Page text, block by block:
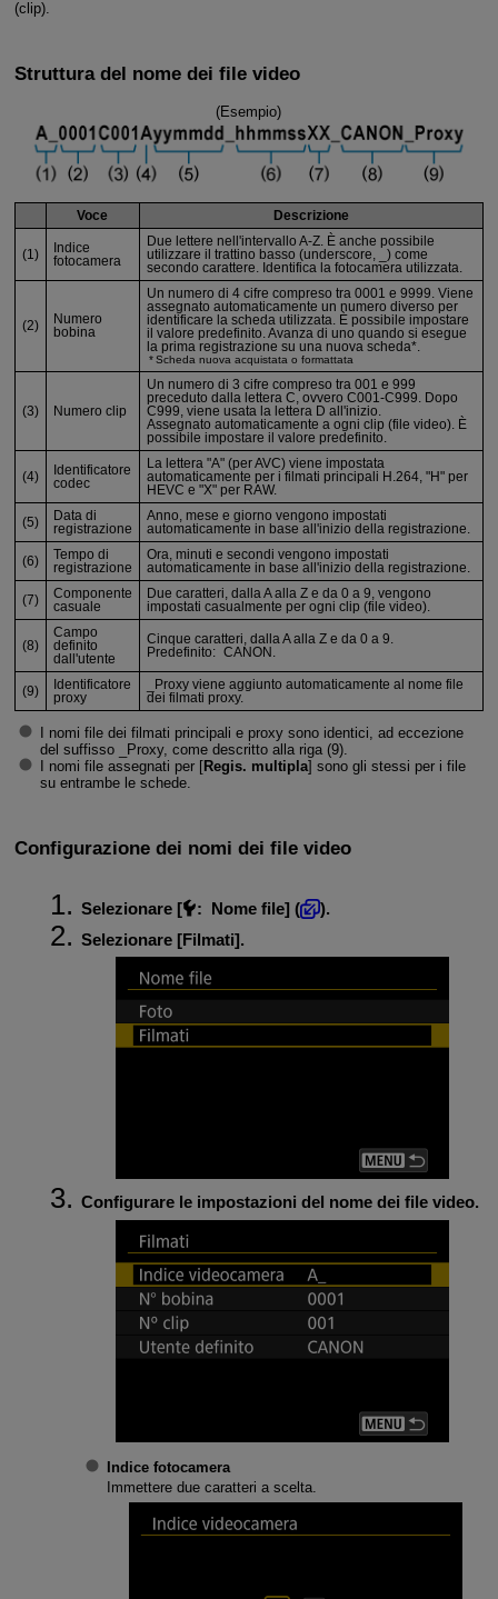
(clip).
Struttura del nome dei file video
(Esempio)
Voce Descrizione
(1)
Indice
fotocamera
Due lettere nell'intervallo A-Z. È anche possibile
utilizzare il trattino basso (underscore, _) come
secondo carattere. Identifica la fotocamera utilizzata.
(2)
Numero
bobina
Un numero di 4 cifre compreso tra 0001 e 9999. Viene
assegnato automaticamente un numero diverso per
identificare la scheda utilizzata. È possibile impostare
il valore predefinito. Avanza di uno quando si esegue
la prima registrazione su una nuova scheda*.
Scheda nuova acquistata o formattata
(3) Numero clip
Un numero di 3 cifre compreso tra 001 e 999
preceduto dalla lettera C, ovvero C001-C999. Dopo
C999, viene usata la lettera D all'inizio.
Assegnato automaticamente a ogni clip (file video). È
possibile impostare il valore predefinito.
(4)
Identificatore
codec
La lettera "A" (per AVC) viene impostata
automaticamente per i filmati principali H.264, "H" per
HEVC e "X" per RAW.
(5)
Data di
registrazione
Anno, mese e giorno vengono impostati
automaticamente in base all'inizio della registrazione.
(6)
Tempo di
registrazione
Ora, minuti e secondi vengono impostati
automaticamente in base all'inizio della registrazione.
(7)
Componente
casuale
Due caratteri, dalla A alla Z e da 0 a 9, vengono
impostati casualmente per ogni clip (file video).
(8)
Campo
definito
dall'utente
Cinque caratteri, dalla A alla Z e da 0 a 9.
Predefinito: CANON.
(9)
Identificatore
proxy
_Proxy viene aggiunto automaticamente al nome file
dei filmati proxy.
I nomi file dei filmati principali e proxy sono identici, ad eccezione
del suffisso _Proxy, come descritto alla riga (9).
I nomi file assegnati per [Regis. multipla] sono gli stessi per i file
su entrambe le schede.
Configurazione dei nomi dei file video
Selezionare [ : Nome file] (
).
Selezionare [Filmati].
Configurare le impostazioni del nome dei file video.
Indice fotocamera
Immettere due caratteri a scelta.